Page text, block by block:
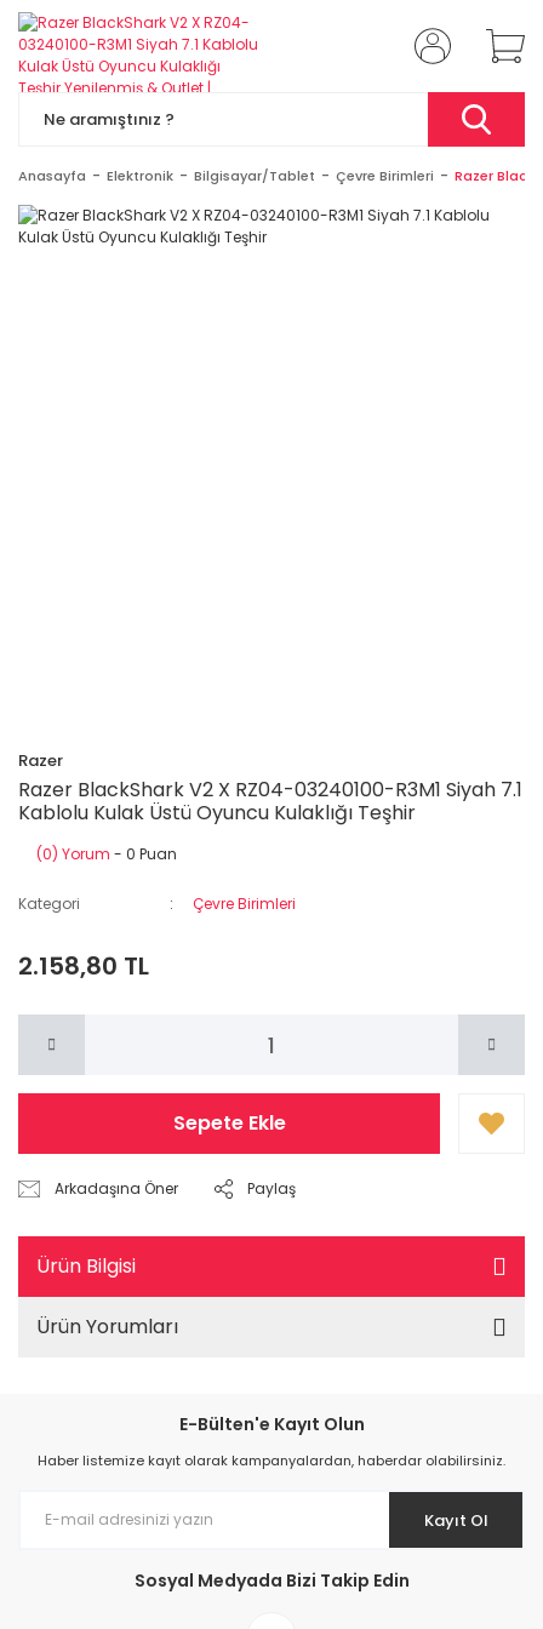
Anasayfa Elektronik Bilgisayar/Tablet Çevre Birimleri Razer
Razer
Razer BlackShark V2 X RZ04-03240100-R3M1 Siyah 7.1
Kablolu Kulak Üstü Oyuncu Kulaklığı Teşhir
(0) Yorum - 0 Puan
Kategori Çevre Birimleri
2.158,80 TL
Sepete Ekle
Arkadaşına Öner Paylaş
Ürün Bilgisi
Ürün Yorumları
E-Bülten'e Kayıt Olun
Haber listemize kayıt olarak kampanyalardan, haberdar olabilirsiniz.
Kayıt Ol
Sosyal Medyada Bizi Takip Edin